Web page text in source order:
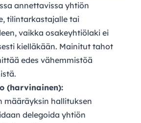
annettavissa yhtiön
tilintarkastajalle tai
vaikka osakeyhtiölaki ei
kielläkään. Mainitut tahot
edes vähemmistöä
(harvinainen):
määräyksin hallituksen
delegoida yhtiön